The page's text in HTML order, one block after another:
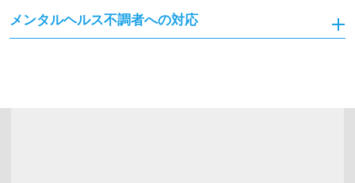
メンタルヘルス不調者への対応